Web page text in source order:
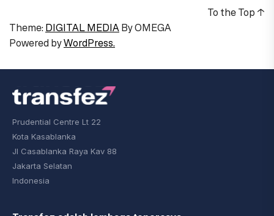
Theme: DIGITAL MEDIAByOMEGA
Powered byWordPress.
To the Top ↑
Prudential Centre Lt 22
Kota Kasablanka
Jl Casablanka Raya Kav 88
Jakarta Selatan
Indonesia